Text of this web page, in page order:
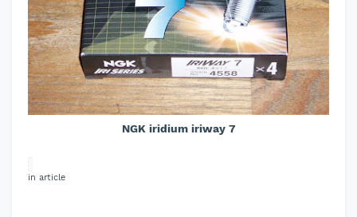
NGK iridium iriway 7
in article